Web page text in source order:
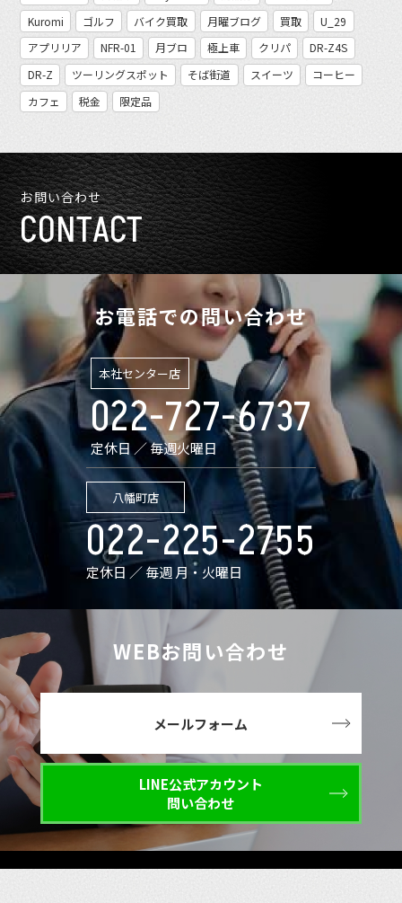
Kuromi
ゴルフ バイク買取 月曜ブログ 買取
U_29
アプリリア
NFR-01 月ブロ 極上車 クリパ
DR-Z4S
DR-Z
ツーリングスポット そば街道 スイーツ
コーヒー
カフェ
税金 限定品
お問い合わせ
CONTACT
お電話での問い合わせ
本社センター店
022-727-6737
定休日 ／ 毎週火曜日
八幡町店
022-225-2755
定休日 ／ 毎週 月・火曜日
WEBお問い合わせ
メールフォーム
LINE公式アカウント
問い合わせ